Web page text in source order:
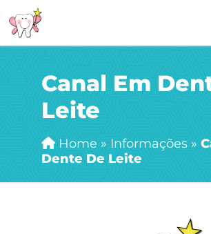
Canal Em
Leite
Home » Informações »
Dente De Leite